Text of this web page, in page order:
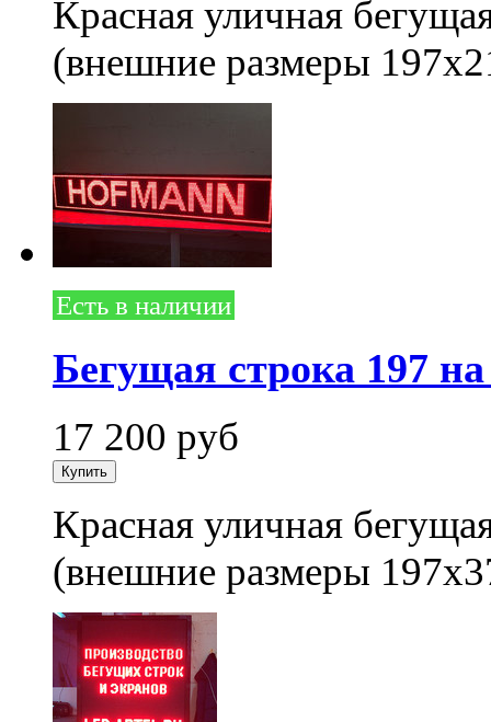
Красная уличная
(внешние размеры
Есть в наличии
Бегущая строка 197
17 200 руб
Красная уличная
(внешние размеры